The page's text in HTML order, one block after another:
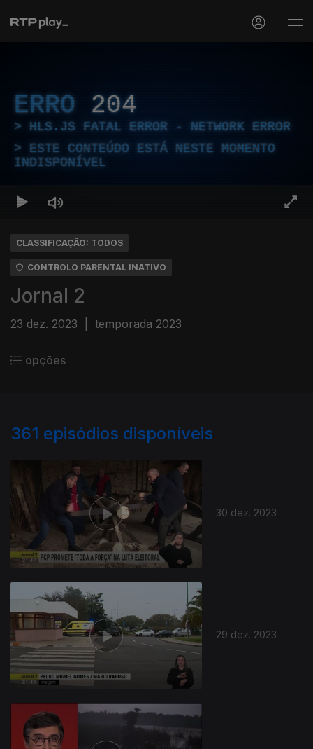
ERRO 204
HLS.JS FATAL ERROR - NETWORK ERROR
ESTE CONTEÚDO ESTÁ NESTE MOMENTO
INDISPONÍVEL
CLASSIFICAÇÃO: TODOS
CONTROLO PARENTAL INATIVO
Jornal 2
23 dez. 2023 temporada 2023
opções
361 episódios disponíveis
30 dez. 2023
29 dez. 2023